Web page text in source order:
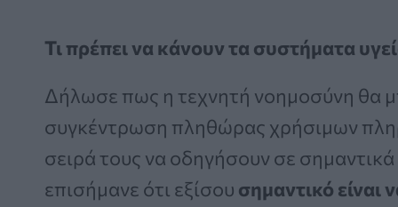
Τι πρέπει να κάνουν τα συστήματα
Δήλωσε πως η τεχνητή νοημοσύνη θα
συγκέντρωση πληθώρας χρήσιμων
σειρά τους να οδηγήσουν σε
επισήμανε ότι εξίσου σημαντικό είναι